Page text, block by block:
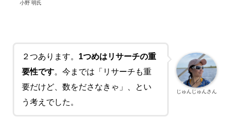
小野 明氏
２つあります。 1つめはリサーチの重
要性です。今までは「リサーチも重
要だけど、数をださなきゃ」、とい
う考えでした。
じゅんじゅんさん